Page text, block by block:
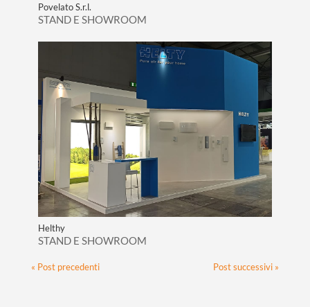
Povelato S.r.l.
STAND E SHOWROOM
Helthy
STAND E SHOWROOM
« Post precedenti Post successivi »